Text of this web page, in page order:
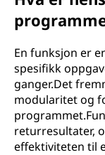
En funksjon er
spesifikk
ganger.Det
modularitet og
returresultater,
effektiviteten til